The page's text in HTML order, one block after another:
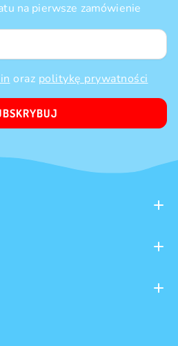
na pierwsze zamówienie
oraz politykę prywatności